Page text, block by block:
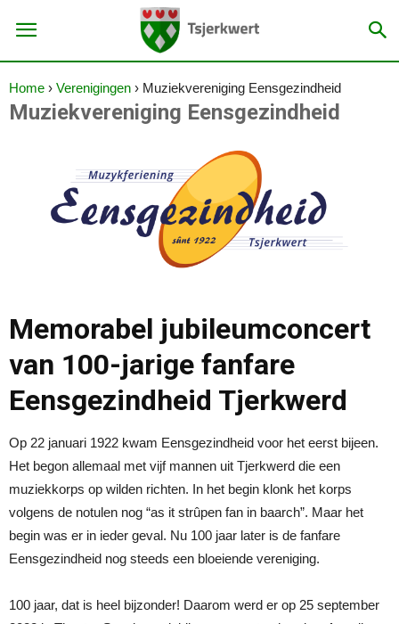
Home › Verenigingen › Muziekvereniging Eensgezindheid
Muziekvereniging Eensgezindheid
Memorabel jubileumconcert
van 100-jarige fanfare
Eensgezindheid Tjerkwerd
Op 22 januari 1922 kwam Eensgezindheid voor het eerst bijeen.
Het begon allemaal met vijf mannen uit Tjerkwerd die een
muziekkorps op wilden richten. In het begin klonk het korps
volgens de notulen nog “as it strûpen fan in baarch”. Maar het
begin was er in ieder geval. Nu 100 jaar later is de fanfare
Eensgezindheid nog steeds een bloeiende vereniging.
100 jaar, dat is heel bijzonder! Daarom werd er op 25 september